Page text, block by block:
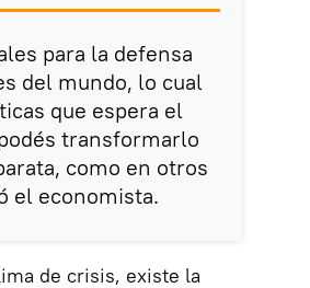
para la defensa
del mundo, lo cual
que espera el
transformarlo
como en otros
el economista.
de crisis, existe la